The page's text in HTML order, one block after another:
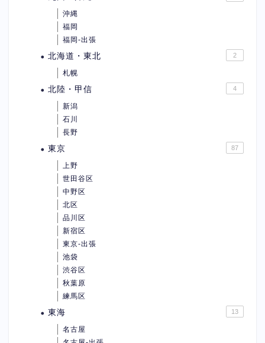
沖縄
福岡
福岡-出張
北海道・東北 2
札幌
北陸・甲信 4
新潟
石川
長野
東京 87
上野
世田谷区
中野区
北区
品川区
新宿区
東京-出張
池袋
渋谷区
秋葉原
練馬区
東海 13
名古屋